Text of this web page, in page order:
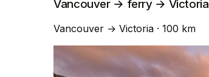
Vancouver → ferry → Victoria
Vancouver → Victoria · 100 km